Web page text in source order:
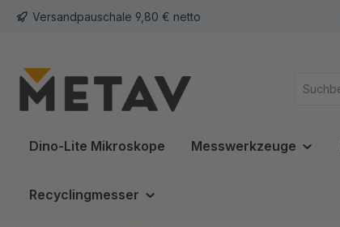
Zur Hauptnavigation springen
Versandpauschale 9,80 € netto
Dino-Lite Mikroskope Messwerkzeuge
Recyclingmesser